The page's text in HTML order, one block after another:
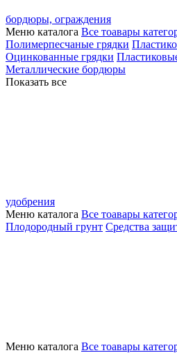
бордюры, ограждения
Меню каталога Все тоавары
Полимерпесчаные грядки
Оцинкованные грядки
Металлические бордюры
Показать все
удобрения
Меню каталога Все тоавары
Плодородный грунт Средства
Меню каталога Все тоавары